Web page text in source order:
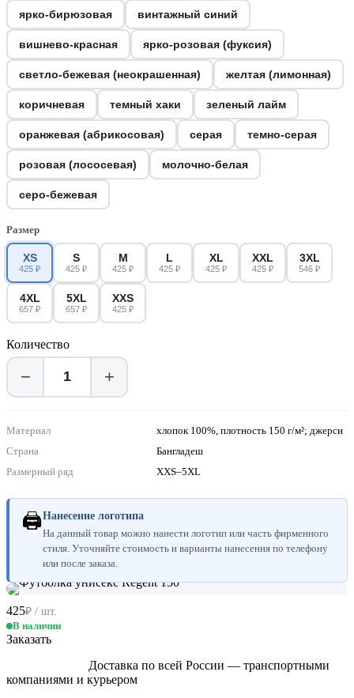
ярко-бирюзовая винтажный синий
вишнево-красная ярко-розовая (фуксия)
светло-бежевая (неокрашенная) желтая (лимонная)
коричневая темный хаки зеленый лайм
оранжевая (абрикосовая) серая темно-серая
розовая (лососевая) молочно-белая
серо-бежевая
Размер
XS
425 ₽
S
425 ₽
M
425 ₽
L
425 ₽
XL
425 ₽
XXL
425 ₽
3XL
546 ₽
4XL
657 ₽
5XL
657 ₽
XXS
425 ₽
Количество
− +
Материал
хлопок 100%, плотность 150 г/м²; джерси
Страна
Бангладеш
Размерный ряд
XXS–5XL
🖨Нанесение логотипа
На данный товар можно нанести логотип или часть фирменного
стиля. Уточняйте стоимость и варианты нанесения по телефону
или после заказа.
425₽ / шт.
В наличии
Заказать
Доставка по всей России — транспортными
компаниями и курьером